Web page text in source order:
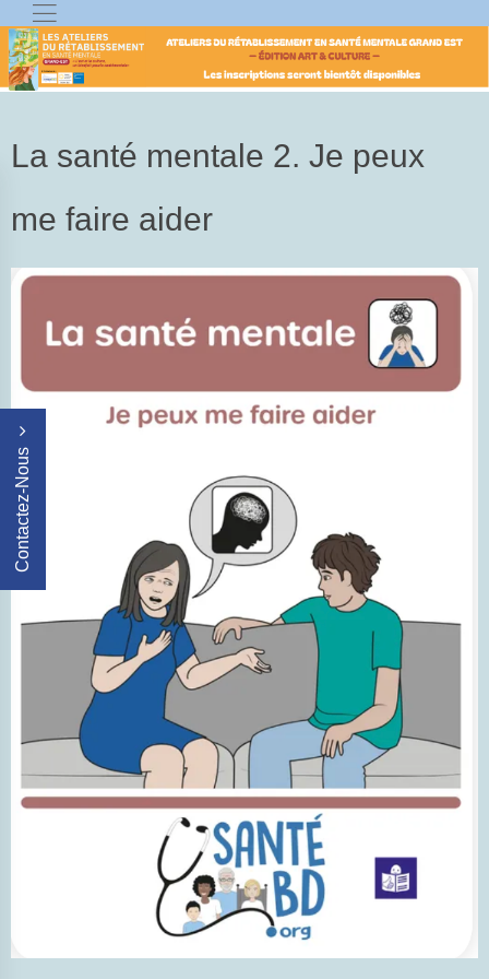
Contactez-Nous
La santé mentale 2. Je peux
me faire aider